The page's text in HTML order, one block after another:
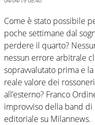
Come è stato possibile
poche settimane dal
perdere il quarto?
nessun errore arbitrale
sopravvalutato prima e
reale valore dei
all’esterno? Franco
improvviso della band
editoriale su Milannews.